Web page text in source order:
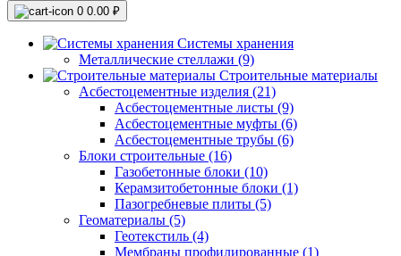
0 0.00 ₽
Системы хранения
Металлические стеллажи (9)
Строительные материалы
Асбестоцементные изделия (21)
Асбестоцементные листы (9)
Асбестоцементные муфты (6)
Асбестоцементные трубы (6)
Блоки строительные (16)
Газобетонные блоки (10)
Керамзитобетонные блоки (1)
Пазогребневые плиты (5)
Геоматериалы (5)
Геотекстиль (4)
Мембраны профилированные (1)